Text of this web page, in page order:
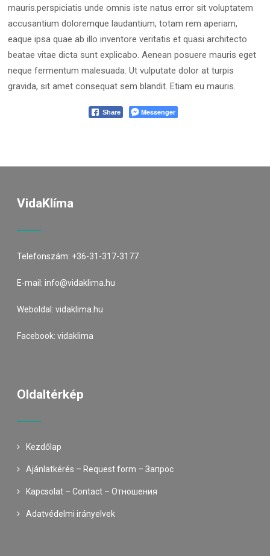
mauris.perspiciatis unde omnis iste natus error sit voluptatem
accusantium doloremque laudantium, totam rem aperiam,
eaque ipsa quae ab illo inventore veritatis et quasi architecto
beatae vitae dicta sunt explicabo. Aenean posuere mauris eget
neque fermentum malesuada. Ut vulputate dolor at turpis
gravida, sit amet consequat sem blandit. Etiam eu mauris.
Share Messenger
VidaKlíma
Telefonszám: +36-31-317-3177
E-mail:info@vidaklima.hu
Weboldal:vidaklima.hu
Facebook:vidaklima
Oldaltérkép
Kezdőlap
Ajánlatkérés – Request form – Запрос
Kapcsolat – Contact – Oтношения
Adatvédelmi irányelvek